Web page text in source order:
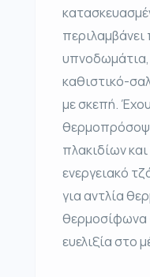
υπνοδωμάτια,
καθιστικό-
με σκεπή.
πλακιδίων
ενεργειακό
για αντλία
θερμοσίφωνα
ευελιξία στο